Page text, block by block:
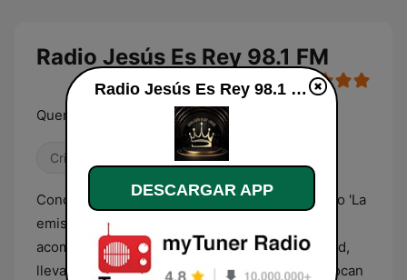
Radio Jesús Es Rey 98.1 FM
Queremos Orar Por Ti
Cristiana
Conocida cariñosamente por su audiencia como 'La
emisora de la fe', Radio Jesús Es Rey 98.1 FM
acompaña a los salvadoreños en su cotidianidad,
llevando palabras de aliento y canciones que tocan
Radio Jesús Es Rey 98.1 FM
DESCARGAR APP